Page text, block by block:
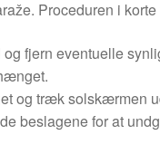
Proceduren i
fjern eventuelle
og træk solskærmen
beslagene for at